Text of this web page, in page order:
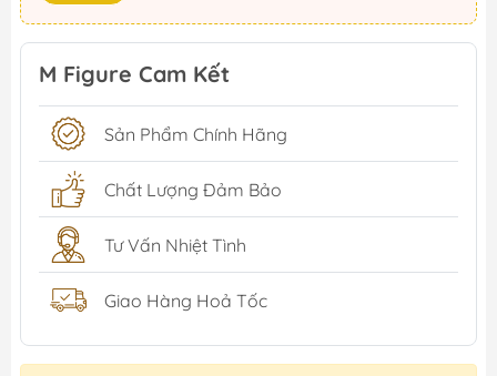
M Figure Cam Kết
Sản Phẩm Chính Hãng
Chất Lượng Đảm Bảo
Tư Vấn Nhiệt Tình
Giao Hàng Hoả Tốc